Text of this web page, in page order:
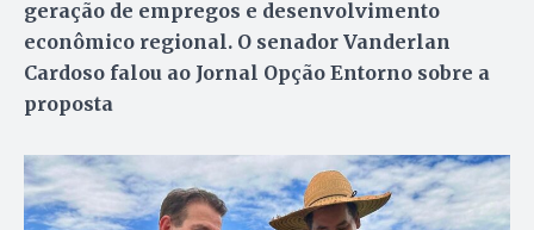
geração de empregos e desenvolvimento
econômico regional. O senador Vanderlan
Cardoso falou ao Jornal Opção Entorno sobre a
proposta